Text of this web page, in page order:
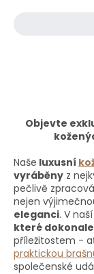
Objevte
Naše luxusní
vyráběny z
pečlivě
nejen
eleganci. V
které
příležitostem -
praktickou
společenské